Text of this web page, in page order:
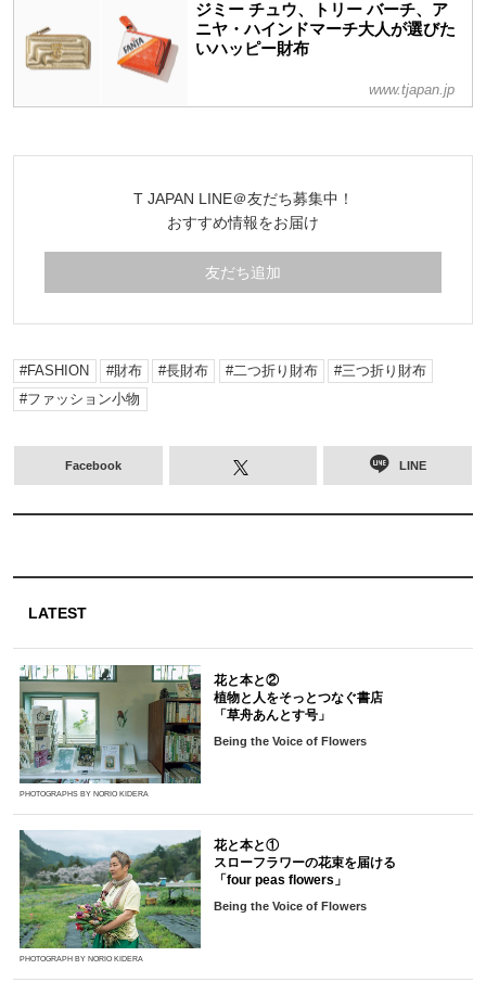
ジミー チュウ、トリー バーチ、ア
ニヤ・ハインドマーチ大人が選びた
いハッピー財布
www.tjapan.jp
T JAPAN LINE＠友だち募集中！
おすすめ情報をお届け
友だち追加
FASHION 財布 長財布 二つ折り財布
三つ折り財布
ファッション小物
Facebook LINE
LATEST
PHOTOGRAPHS BY NORIO KIDERA
花と本と②
植物と人をそっとつなぐ書店
「草舟あんとす号」
Being the Voice of Flowers
PHOTOGRAPH BY NORIO KIDERA
花と本と①
スローフラワーの花束を届ける
「four peas flowers」
Being the Voice of Flowers